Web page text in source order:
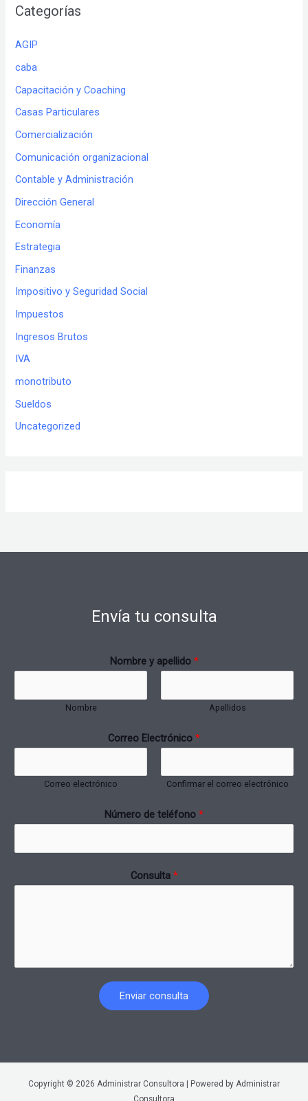
Categorías
AGIP
caba
Capacitación y Coaching
Casas Particulares
Comercialización
Comunicación organizacional
Contable y Administración
Dirección General
Economía
Estrategia
Finanzas
Impositivo y Seguridad Social
Impuestos
Ingresos Brutos
IVA
monotributo
Sueldos
Uncategorized
Envía tu consulta
Nombre y apellido *
Nombre Apellidos
Correo Electrónico *
Correo electrónico Confirmar el correo electrónico
Número de teléfono *
Consulta *
Enviar consulta
Copyright © 2026 Administrar Consultora | Powered by Administrar